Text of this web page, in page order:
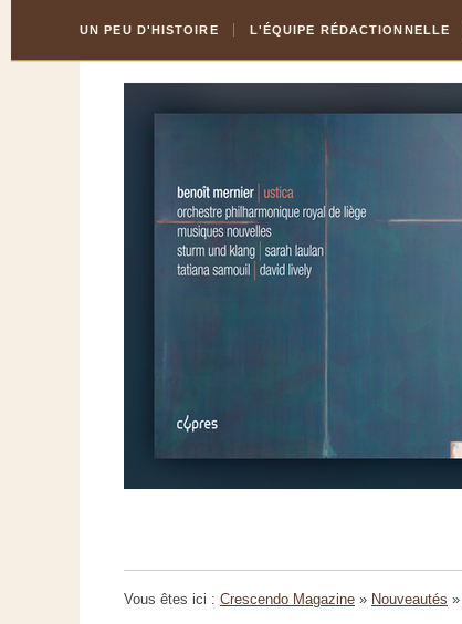
Content
la
UN PEU D'HISTOIRE L'ÉQUIPE RÉDACTIONNELLE
Vous êtes ici : Crescendo Magazine » Nouveautés »